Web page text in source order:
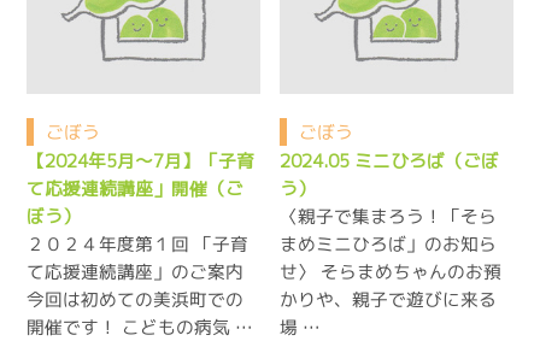
ごぼう
【2024年5月～7月】「子育
て応援連続講座」開催（ご
ぼう）
２０２４年度第１回 「子育
て応援連続講座」のご案内
今回は初めての美浜町での
開催です！ こどもの病気 …
ごぼう
2024.05 ミニひろば（ごぼ
う）
〈親子で集まろう！「そら
まめミニひろば」のお知ら
せ〉 そらまめちゃんのお預
かりや、親子で遊びに来る
場 …